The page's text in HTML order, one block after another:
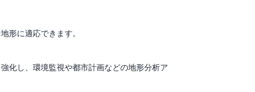
形に適応できます。
化し、環境監視や都市計画などの地形分析ア